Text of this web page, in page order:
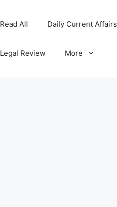
Read All Daily Current Affairs
Legal Review More